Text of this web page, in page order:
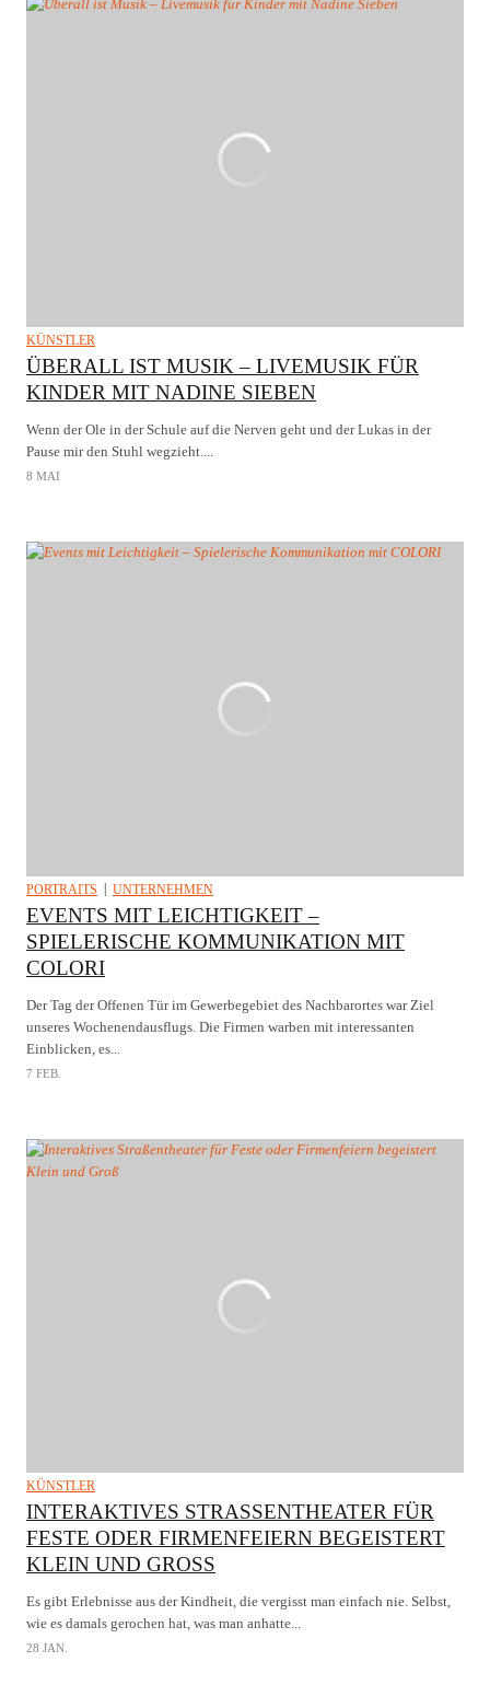
KÜNSTLER
ÜBERALL IST MUSIK – LIVEMUSIK FÜR
KINDER MIT NADINE SIEBEN
Wenn der Ole in der Schule auf die Nerven geht und der Lukas in der
Pause mir den Stuhl wegzieht....
8 MAI
PORTRAITS UNTERNEHMEN
EVENTS MIT LEICHTIGKEIT –
SPIELERISCHE KOMMUNIKATION MIT
COLORI
Der Tag der Offenen Tür im Gewerbegebiet des Nachbarortes war Ziel
unseres Wochenendausflugs. Die Firmen warben mit interessanten
Einblicken, es...
7 FEB.
KÜNSTLER
INTERAKTIVES STRASSENTHEATER FÜR F
ESTE ODER FIRMENFEIERN BEGEISTERT K
LEIN UND GROSS
Es gibt Erlebnisse aus der Kindheit, die vergisst man einfach nie. Selbst,
wie es damals gerochen hat, was man anhatte...
28 JAN.